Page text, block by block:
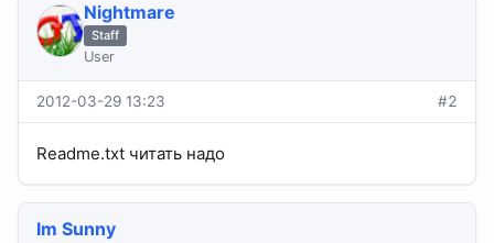
Nightmare
Staff
User
2012-03-29 13:23 #2
Readme.txt читать надо
Im Sunny